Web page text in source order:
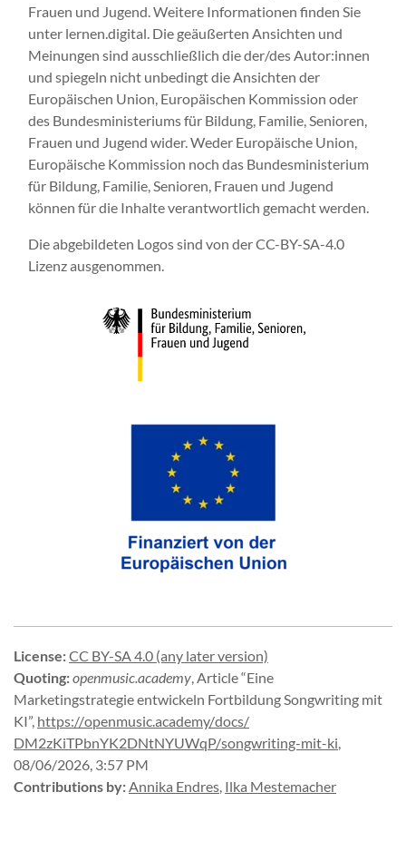
Frauen und Jugend. Weitere Informationen finden Sie
unter lernen.digital. Die geäußerten Ansichten und
Meinungen sind ausschließlich die der/des Autor:innen
und spiegeln nicht unbedingt die Ansichten der
Europäischen Union, Europäischen Kommission oder
des Bundesministeriums für Bildung, Familie, Senioren,
Frauen und Jugend wider. Weder Europäische Union,
Europäische Kommission noch das Bundesministerium
für Bildung, Familie, Senioren, Frauen und Jugend
können für die Inhalte verantwortlich gemacht werden.
Die abgebildeten Logos sind von der CC-BY-SA-4.0
Lizenz ausgenommen.
License:CC BY-SA 4.0 (any later version)
Quoting:openmusic.academy,Article “Eine
Marketingstrategie entwickeln Fortbildung Songwriting mit
KI”, https://openmusic.academy/docs/
DM2zKiTPbnYK2DNtNYUWqP/songwriting-mit-ki,
08/06/2026, 3:57 PM
Contributions by:Annika Endres, Ilka Mestemacher